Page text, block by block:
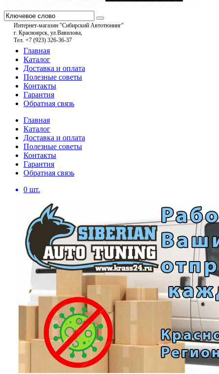
Интернет-магазин "Сибирский Автотюнинг"
г. Красноярск, ул.Вавилова,
Тел. +7 (923) 326-36-37
Главная
Каталог
Доставка и оплата
Полезные советы
Контакты
Гарантия
Обратная связь
Главная
Каталог
Доставка и оплата
Полезные советы
Контакты
Гарантия
Обратная связь
0 шт.